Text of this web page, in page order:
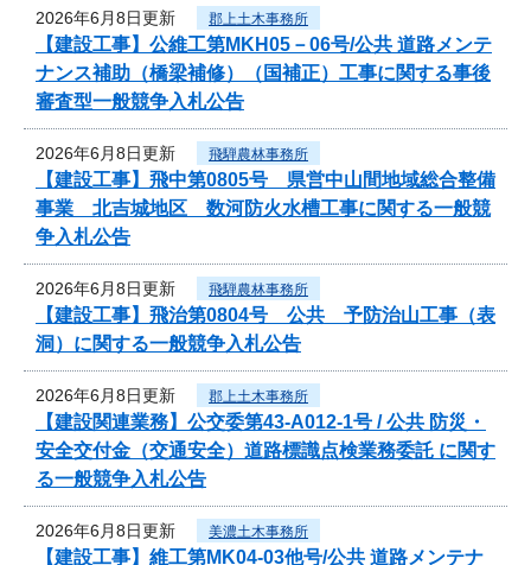
2026年6月8日更新 郡上土木事務所
【建設工事】公維工第MKH05－06号/公共 道路メンテ
ナンス補助（橋梁補修）（国補正）工事に関する事後
審査型一般競争入札公告
2026年6月8日更新 飛騨農林事務所
【建設工事】飛中第0805号 県営中山間地域総合整備
事業 北吉城地区 数河防火水槽工事に関する一般競
争入札公告
2026年6月8日更新 飛騨農林事務所
【建設工事】飛治第0804号 公共 予防治山工事（表
洞）に関する一般競争入札公告
2026年6月8日更新 郡上土木事務所
【建設関連業務】公交委第43-A012-1号 / 公共 防災・
安全交付金（交通安全）道路標識点検業務委託 に関す
る一般競争入札公告
2026年6月8日更新 美濃土木事務所
【建設工事】維工第MK04-03他号/公共 道路メンテナ